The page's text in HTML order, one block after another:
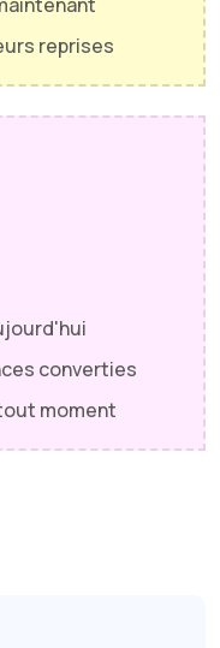
reprises
converties
moment